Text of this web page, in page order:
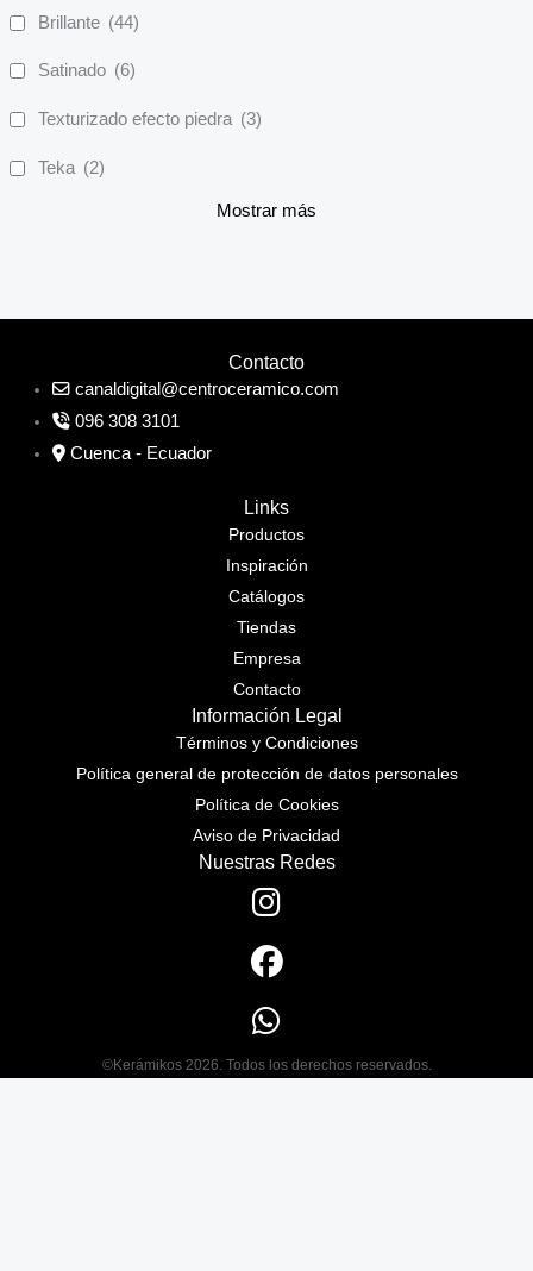
Brillante (44)
Satinado (6)
Texturizado efecto piedra (3)
Teka (2)
Mostrar más
Contacto
canaldigital@centroceramico.com
096 308 3101
Cuenca - Ecuador
Links
Productos
Inspiración
Catálogos
Tiendas
Empresa
Contacto
Información Legal
Términos y Condiciones
Política general de protección de datos personales
Política de Cookies
Aviso de Privacidad
Nuestras Redes
©Kerámikos 2026. Todos los derechos reservados.